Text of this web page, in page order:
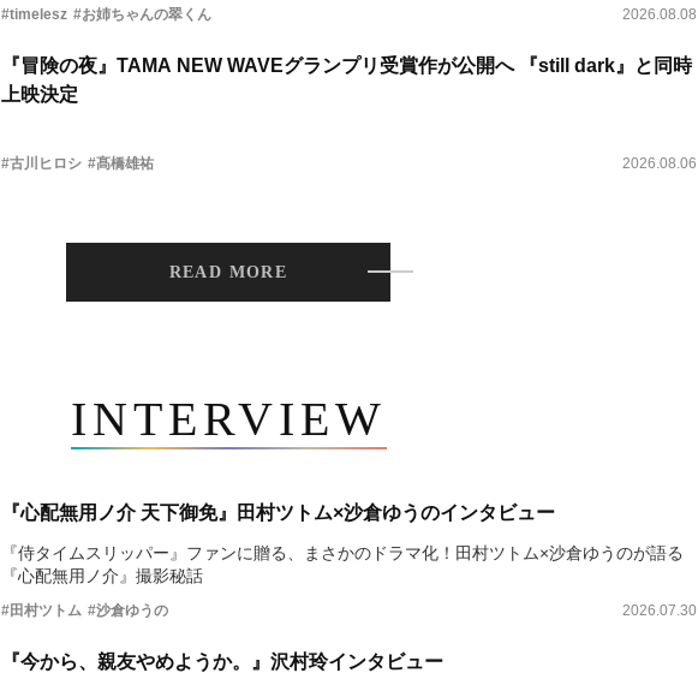
#timelesz #お姉ちゃんの翠くん 2026.08.08
『冒険の夜』TAMA NEW WAVEグランプリ受賞作が公開へ 『still dark』と同時
上映決定
#古川ヒロシ #髙橋雄祐 2026.08.06
READ MORE
INTERVIEW
『心配無用ノ介 天下御免』田村ツトム×沙倉ゆうのインタビュー
『侍タイムスリッパー』ファンに贈る、まさかのドラマ化！田村ツトム×沙倉ゆうのが語る
『心配無用ノ介』撮影秘話
#田村ツトム #沙倉ゆうの 2026.07.30
『今から、親友やめようか。』沢村玲インタビュー